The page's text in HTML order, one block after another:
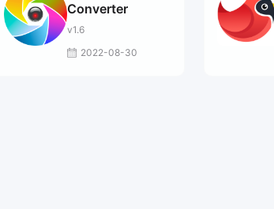
Converter
v1.6
2022-08-30